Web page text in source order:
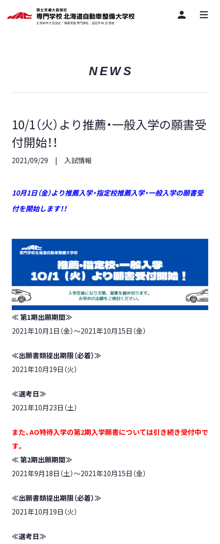
person
NEWS
10/1（火）より推薦・一般入学の願書受
付開始！！
2021/09/29 入試情報
10月1日（金）より推薦入学・指定校推薦入学・一般入学の願書受
付を開始します！！
≪ 第1期出願期間≫
2021年10月1日（金）～2021年10月15日（金）
≪出願書類提出期限（必着）≫
2021年10月19日（火）
≪選考日≫
2021年10月23日（土）
また、AO特待入学の第2期入学願書については引き続き受付中で
す。
≪第2期出願期間≫
2021年9月18日（土）～2021年10月15日（金）
≪出願書類提出期限（必着）≫
2021年10月19日（火）
≪選考日≫